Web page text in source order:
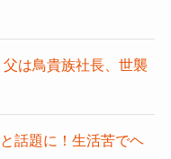
は鳥貴族社長、世襲
話題に！生活苦でヘ